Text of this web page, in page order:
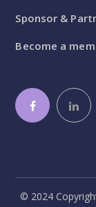
Sponsor &
Become a
© 2024